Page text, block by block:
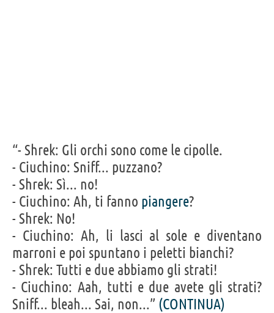
“- Shrek: Gli orchi sono come le cipolle.
- Ciuchino: Sniff... puzzano?
- Shrek: Sì... no!
- Ciuchino: Ah, ti fanno piangere?
- Shrek: No!
- Ciuchino: Ah, li lasci al sole e diventano
marroni e poi spuntano i peletti bianchi?
- Shrek: Tutti e due abbiamo gli strati!
- Ciuchino: Aah, tutti e due avete gli strati?
Sniff... bleah... Sai, non...” (CONTINUA)